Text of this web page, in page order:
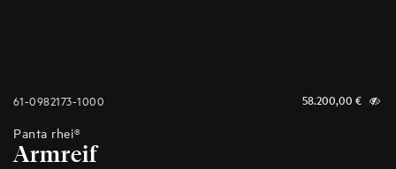
61-0982173-1000 58.200,00 €
Panta rhei®
Armreif